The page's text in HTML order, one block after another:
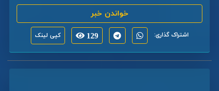
خواندن خبر
اشتراک گذاری: 129 کپی لینک